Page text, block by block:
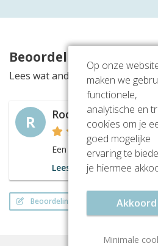
Beoordelingen
Lees wat anderen vinden van
R Roderik
Een nette en
Lees meer
Beoordeling schrijven
Op onze
maken we
functionele,
analytische en
cookies om je
goed mogelijke
ervaring te
je hiermee
Akkoord
Minimale